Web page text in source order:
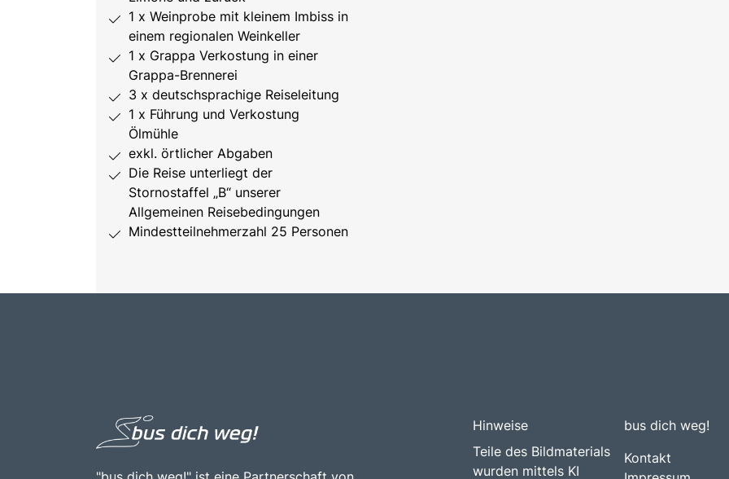
1 x Weinprobe mit kleinem Imbiss in
einem regionalen Weinkeller
1 x Grappa Verkostung in einer
Grappa-Brennerei
3 x deutschsprachige Reiseleitung
1 x Führung und Verkostung
Ölmühle
exkl. örtlicher Abgaben
Die Reise unterliegt der
Stornostaffel „B“ unserer
Allgemeinen Reisebedingungen
Mindestteilnehmerzahl 25 Personen
Hinweise
Teile des Bildmaterials
wurden mittels KI
bus dich weg!
Kontakt